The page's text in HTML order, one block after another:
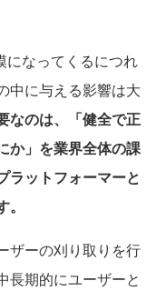
なってくるにつれ
中に与える影響は大
なのは、「健全で正
か」を業界全体の課
ラットフォーマーと
ザーの刈り取りを行
長期的にユーザーと